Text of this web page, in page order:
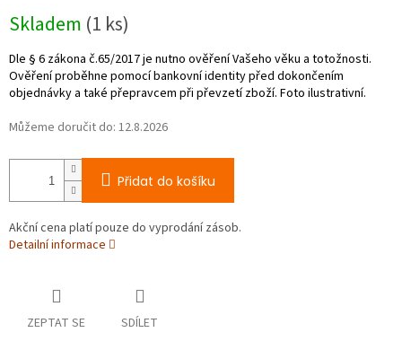
cena:
Skladem (1 ks)
Můžeme doručit do: 12.8.2026
Přidat do košíku
Akční cena platí pouze do vyprodání zásob.
Detailní informace
ZEPTAT SE SDÍLET